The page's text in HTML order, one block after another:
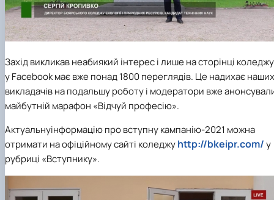
Захід викликав неабиякий інтерес і лише на сторінці коледжу
у Facebook має вже понад 1800 переглядів. Це надихає наших
викладачів на подальшу роботу і модератори вже
майбутній марафон «Відчуй професію».
Актуальнуінформацію про вступну кампанію-2021 можна
отримати на офіційному сайті коледжуhttp://bkeipr.com/у
рубриці «Вступнику».